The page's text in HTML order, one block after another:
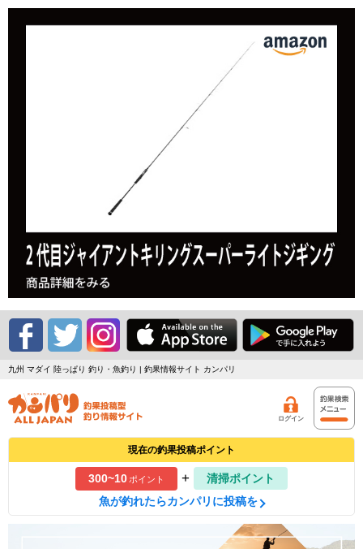
九州 マダイ 陸っぱり 釣り・魚釣り | 釣果情報サイト カンパリ
ログイン
現在の釣果投稿ポイント
300~10ポイント +
清掃ポイント
魚が釣れたらカンパリに投稿を